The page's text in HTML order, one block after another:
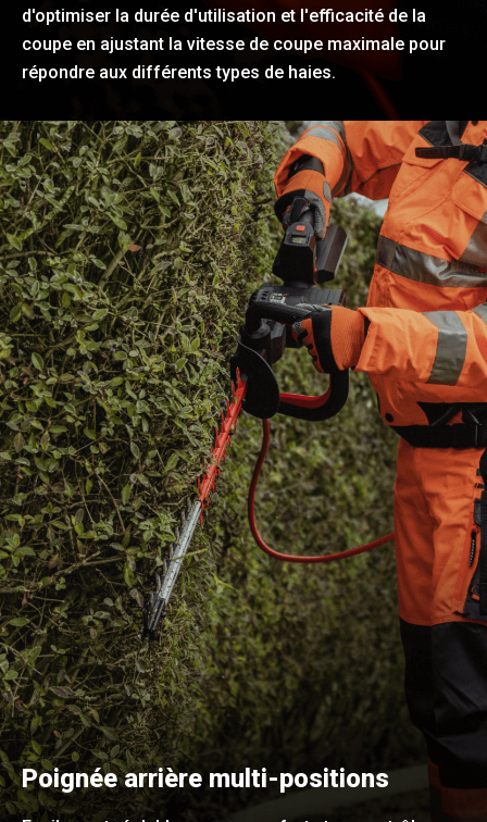
d'optimiser la durée d'utilisation et l'efficacité de la
coupe en ajustant la vitesse de coupe maximale pour
répondre aux différents types de haies.
Poignée arrière multi-positions